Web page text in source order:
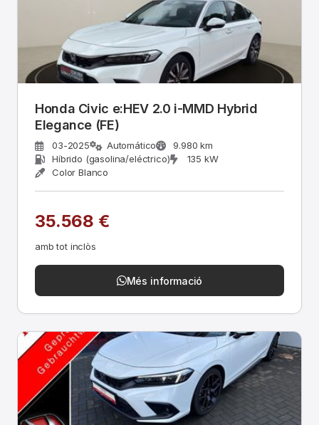
Honda Civic e:HEV 2.0 i-MMD Hybrid
Elegance (FE)
03-2025 Automático
9.980 km
Híbrido (gasolina/eléctrico)
135 kW
Color Blanco
35.568 €
amb tot inclòs
Més informació